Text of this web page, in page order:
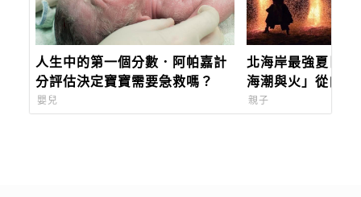
人生中的第一個分數．阿帕嘉計
分評估決定寶寶需要急救嗎？
嬰兒
北海岸最強夏日盛
海潮與火」從白天
必玩攻略
親子